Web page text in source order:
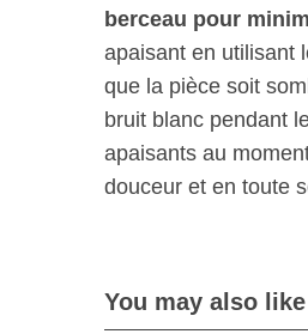
berceau pour
apaisant en utilisant
que la pièce soit
bruit blanc pendant
apaisants au
douceur et en toute
You may also like